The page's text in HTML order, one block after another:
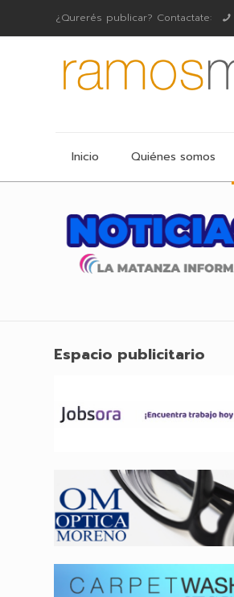
¿Qurerés publicar? Contactate:
Inicio Quiénes somos
Espacio publicitario